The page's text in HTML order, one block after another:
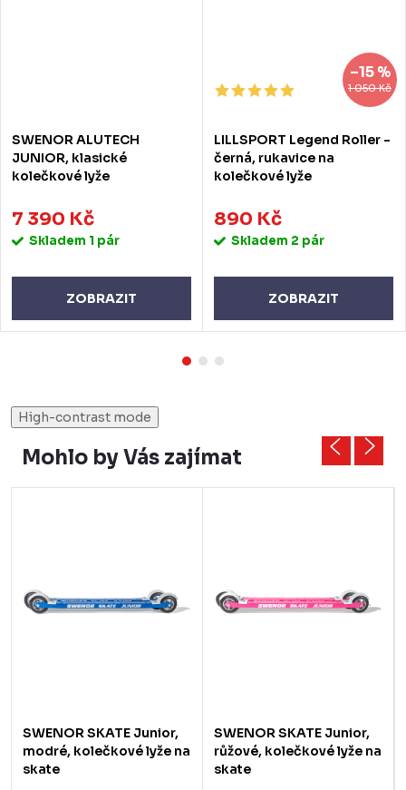
SWENOR ALUTECH
JUNIOR, klasické
kolečkové lyže
7 390 Kč
Skladem 1 pár
ZOBRAZIT
1 050 Kč
–15 %
LILLSPORT Legend Roller -
černá, rukavice na
kolečkové lyže
890 Kč
Skladem 2 pár
ZOBRAZIT
High-contrast mode
Mohlo by Vás zajímat
SWENOR SKATE Junior,
modré, kolečkové lyže na
skate
SWENOR SKATE Junior,
růžové, kolečkové lyže na
skate